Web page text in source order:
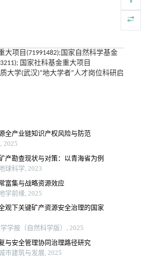
大项目(71991482);国家自然科学基金
国家社科基金重大项目
质大学(武汉)“地大学者”人才岗位科研启